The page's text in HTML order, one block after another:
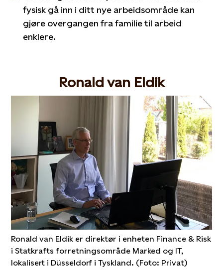
fysisk gå inn i ditt nye arbeidsområde kan
gjøre overgangen fra familie til arbeid
enklere.
Ronald van Eldik
Ronald van Eldik er direktør i enheten Finance & Risk
i Statkrafts forretningsområde Marked og IT,
lokalisert i Düsseldorf i Tyskland. (Foto: Privat)